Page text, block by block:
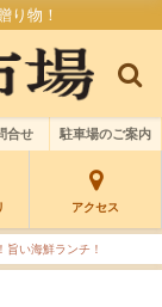
り物！
合せ 駐車場のご案内
アクセス
旨い海鮮ランチ！